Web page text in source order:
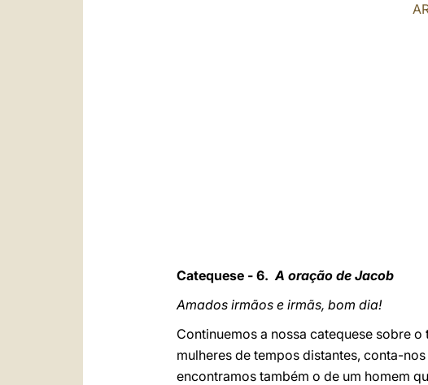
Catequese - 6. A oração de Jacob
Amados irmãos e irmãs, bom dia!
Continuemos a nossa catequese sobre
mulheres de tempos distantes, conta-
encontramos também o de um homem